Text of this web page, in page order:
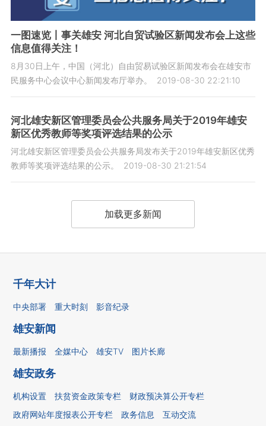
一图速览丨事关雄安 河北自贸试验区新闻发布会上这些
信息值得关注！
8月30日上午，中国（河北）自由贸易试验区新闻发布会在雄安市
民服务中心会议中心新闻发布厅举办。
2019-08-30 22:21:10
河北雄安新区管理委员会公共服务局关于2019年雄安
新区优秀教师等奖项评选结果的公示
河北雄安新区管理委员会公共服务局发布关于2019年雄安新区优秀
教师等奖项评选结果的公示。
2019-08-30 21:21:54
加载更多新闻
千年大计
中央部署 重大时刻 影音纪录
雄安新闻
最新播报 全媒中心 雄安TV 图片长廊
雄安政务
机构设置 扶贫资金政策专栏
财政预决算公开专栏
政府网站年度报表公开专栏
政务信息 互动交流